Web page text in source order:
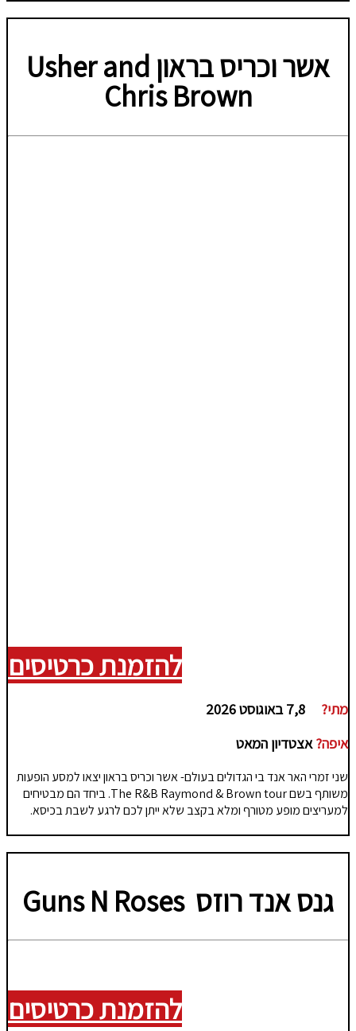
אשר וכריס בראון Usher and
Chris Brown
להזמנת כרטיסים
מתי?
איפה?אצטדיון המאט
שני זמרי האר אנד בי הגדולים בעולם- אשר וכריס בראון יצאו למסע הופעות
משותף בשם The R&B Raymond & Brown tour. ביחד הם מבטיחים
למעריצים מופע מטורף ומלא בקצב שלא ייתן לכם לרגע לשבת בכיסא.
גנס אנד רוזסGuns N Roses
להזמנת כרטיסים